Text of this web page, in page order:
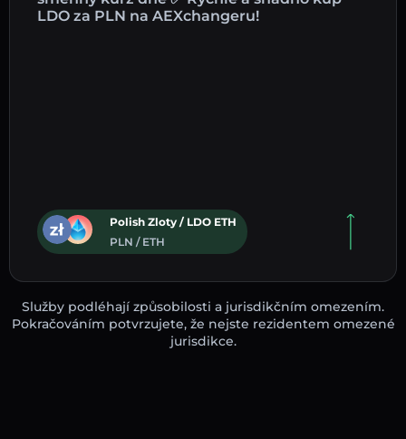
LDO za PLN na AEXchangeru!
Polish Zloty / LDO ETH
PLN / ETH
Služby podléhají způsobilosti a jurisdikčním omezením.
Pokračováním potvrzujete, že nejste rezidentem omezené
jurisdikce.